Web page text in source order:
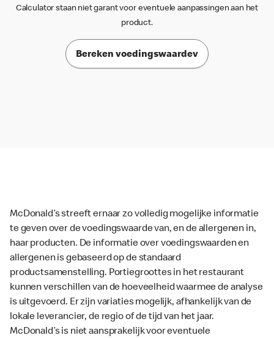
Calculator staan niet garant voor eventuele aanpassingen aan het
product.
Bereken voedingswaardev
McDonald’s streeft ernaar zo volledig mogelijke informatie
te geven over de voedingswaarde van, en de allergenen in,
haar producten. De informatie over voedingswaarden en
allergenen is gebaseerd op de standaard
productsamenstelling. Portiegroottes in het restaurant
kunnen verschillen van de hoeveelheid waarmee de analyse
is uitgevoerd. Er zijn variaties mogelijk, afhankelijk van de
lokale leverancier, de regio of de tijd van het jaar.
McDonald’s is niet aansprakelijk voor eventuele